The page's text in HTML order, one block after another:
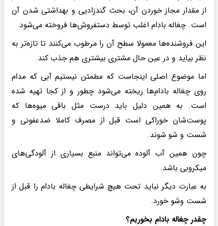
از مقدار مجاز خوردن آن، بحث گندزادیی و بهداشتی شدن آن
است. چغاله بادام اغلب توسط دستفروش‌ها فروخته می‌شود.
این فروشنده‌ها معمولا سطح آن را مرطوب می‌کنند تا تازه‌تر به
نظر بیاید و در عین حال مشتری بیشتری هم جذب کند.
اما موضوع اصلی اینجاست که مطمئن نیستیم آبی که مدام
روی چغاله بادام‌ها ریخته می‌شود چطور و از کجا تهیه شده
است. به همین دلیل باید درست مثل باقی میوه‌ها که
پوست‌شان خوراکی است قبل از مصرف کاملا ضدعفونی و
شست و شو شوند.
چون همین آب آلوده می‌تواند منبع بسیاری از آلودگی‌های
میکروبی باشد.
به عبارت دیگر نباید تحت هیچ شرایطی چغاله بادام را قبل از
شست وشو خورد.
چقدر چغاله بادام بخوریم؟